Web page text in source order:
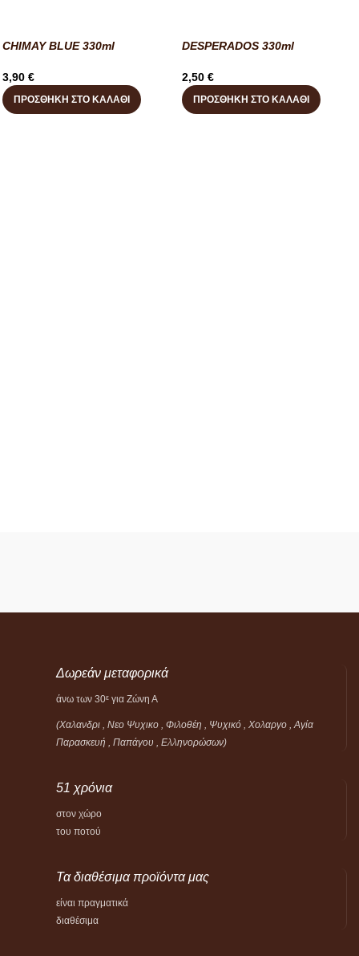
CHIMAY BLUE 330ml
3,90 €
ΠΡΟΣΘΉΚΗ ΣΤΟ ΚΑΛΆΘΙ
DESPERADOS 330ml
2,50 €
ΠΡΟΣΘΉΚΗ ΣΤΟ ΚΑΛΆΘΙ
Δωρεάν μεταφορικά
άνω των 30ε για Ζώνη Α
(Χαλανδρι , Νεο Ψυχικο , Φιλοθέη , Ψυχικό ,
Χολαργο , Αγία
Παρασκευή , Παπάγου , Ελληνορώσων)
51 χρόνια
στον χώρο
του ποτού
Τα διαθέσιμα προϊόντα μας
είναι πραγματικά
διαθέσιμα